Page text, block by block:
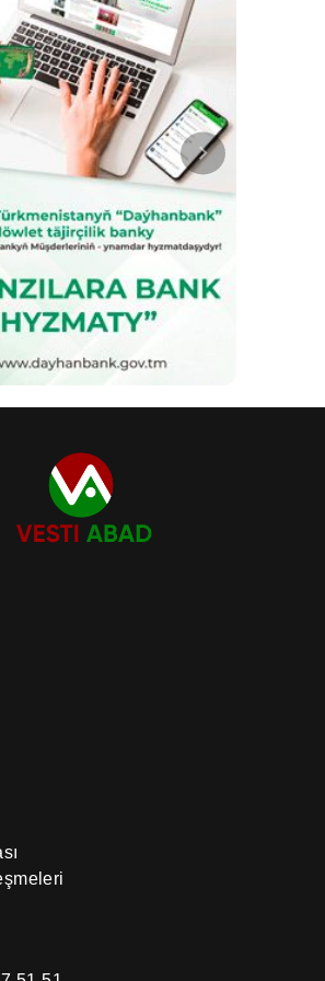
düzenlenmektedir. 2026 yılında
Aşkabat ve Arkadağ’da Azerbaycan
Kültür Günleri, Moskova ve Tiflis’te
ise Türkmenistan Kültür Günleri
gerçekleştirilmiştir. Yerli sinema
endüstrisi de gelişmektedir. Oguz
Han “Türkmenfilm” Derneği
tarafından, Gurbanguli
Berdimuhamedov'un adını taşıyan
Bakıma Muhtaç Çocuklara Yardım
Sağlama Hayır Fonu’nun desteğiyle
üretilen “Besteci” adlı film,
TÜRKSOY’dan uluslararası ödüller
uluslararası film festivallerinde
takdir görmüştü. Kültür diplomasisi,
turizmin gelişmesiyle de
Örgütü’nün (UNWTO) bir üyesi olan
turizmi alanında ve ülkenin tarihi
konusunda işbirliğini geliştiriyor.
Mahtumkulu Firaki’nin eserleri,
ülkenin kültürel mirası içinde özel
bir öneme sahiptir. 2024 yılında,
şair ve düşünürün 300. yıldönümü
anısına Aşkabat’ta “Mahtumkulu